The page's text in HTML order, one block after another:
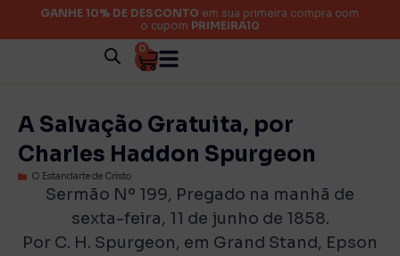
GANHE 10% DE DESCONTO em sua primeira compra com
o cupom PRIMEIRA10
0
A Salvação Gratuita, por
Charles Haddon Spurgeon
O Estandarte de Cristo
Sermão Nº 199, Pregado na manhã de
sexta-feira, 11 de junho de 1858.
Por C. H. Spurgeon, em Grand Stand, Epson